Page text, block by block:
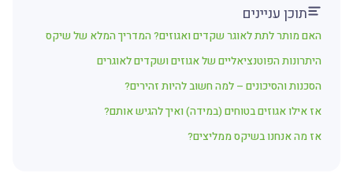
תוכן עניינים
האם מותר לתת לאוגר שקדים ואגוזים? המדריך המלא של שיקס
היתרונות הפוטנציאליים של אגוזים ושקדים לאוגרים
הסכנות והסיכונים – למה חשוב להיות זהירים?
אז אילו אגוזים בטוחים (במידה) ואיך להגיש אותם?
אז מה אנחנו בשיקס ממליצים?